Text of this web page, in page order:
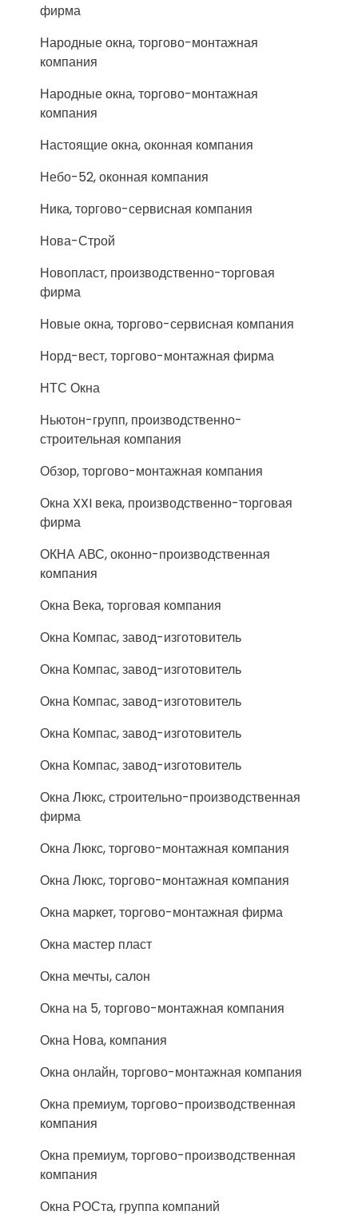
фирма
Народные окна, торгово-монтажная
компания
Народные окна, торгово-монтажная
компания
Настоящие окна, оконная компания
Небо-52, оконная компания
Ника, торгово-сервисная компания
Нова-Строй
Новопласт, производственно-торговая
фирма
Новые окна, торгово-сервисная компания
Норд-вест, торгово-монтажная фирма
НТС Окна
Ньютон-групп, производственно-
строительная компания
Обзор, торгово-монтажная компания
Окна XXI века, производственно-торговая
фирма
ОКНА АВС, оконно-производственная
компания
Окна Века, торговая компания
Окна Компас, завод-изготовитель
Окна Компас, завод-изготовитель
Окна Компас, завод-изготовитель
Окна Компас, завод-изготовитель
Окна Компас, завод-изготовитель
Окна Люкс, строительно-производственная
фирма
Окна Люкс, торгово-монтажная компания
Окна Люкс, торгово-монтажная компания
Окна маркет, торгово-монтажная фирма
Окна мастер пласт
Окна мечты, салон
Окна на 5, торгово-монтажная компания
Окна Нова, компания
Окна онлайн, торгово-монтажная компания
Окна премиум, торгово-производственная
компания
Окна премиум, торгово-производственная
компания
Окна РОСта, группа компаний